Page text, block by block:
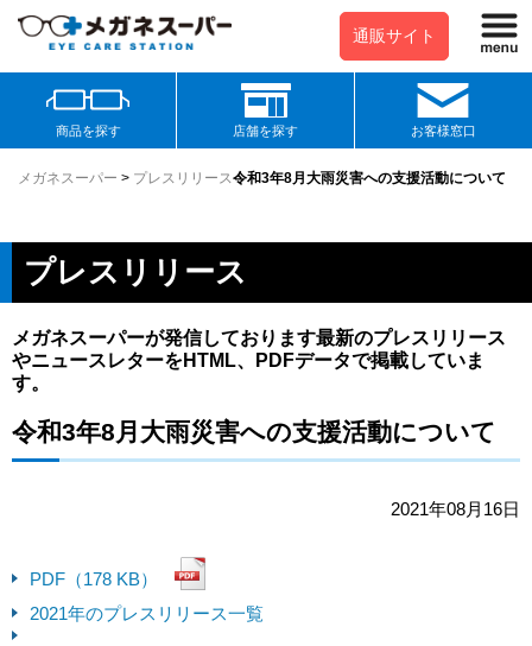
通販サイト
商品を探す 店舗を探す お客様窓口
メガネスーパー > プレスリリース令和3年8月大雨災害への支援活動について
プレスリリース
メガネスーパーが発信しております最新のプレスリリース
やニュースレターをHTML、PDFデータで掲載していま
す。
令和3年8月大雨災害への支援活動について
2021年08月16日
PDF（178 KB）
2021年のプレスリリース一覧